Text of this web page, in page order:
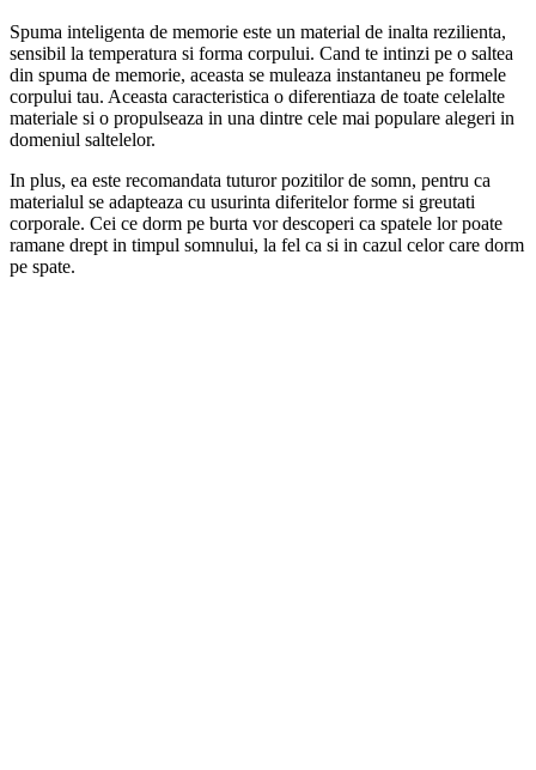
Spuma inteligenta de memorie este un material de inalta rezilienta,
sensibil la temperatura si forma corpului. Cand te intinzi pe o saltea
din spuma de memorie, aceasta se muleaza instantaneu pe formele
corpului tau. Aceasta caracteristica o diferentiaza de toate celelalte
materiale si o propulseaza in una dintre cele mai populare alegeri in
domeniul saltelelor.
In plus, ea este recomandata tuturor pozitilor de somn, pentru ca
materialul se adapteaza cu usurinta diferitelor forme si greutati
corporale. Cei ce dorm pe burta vor descoperi ca spatele lor poate
ramane drept in timpul somnului, la fel ca si in cazul celor care dorm
pe spate.